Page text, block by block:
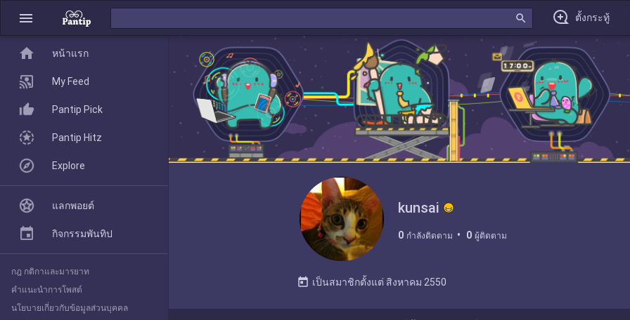
menu search ตั้งกระทู้
kunsai
0 กำลังติดตาม 0 ผู้ติดตาม
today เป็นสมาชิกตั้งแต่ สิงหาคม 2550
home
Pantip Pick
Explore
home หน้าแรก
My Feed
Pantip Pick
Pantip Hitz
Explore
แลกพอยต์
กิจกรรมพันทิป
กฎ กติกาและมารยาท
คำแนะนำการโพสต์
นโยบายเกี่ยวกับข้อมูลส่วนบุคคล